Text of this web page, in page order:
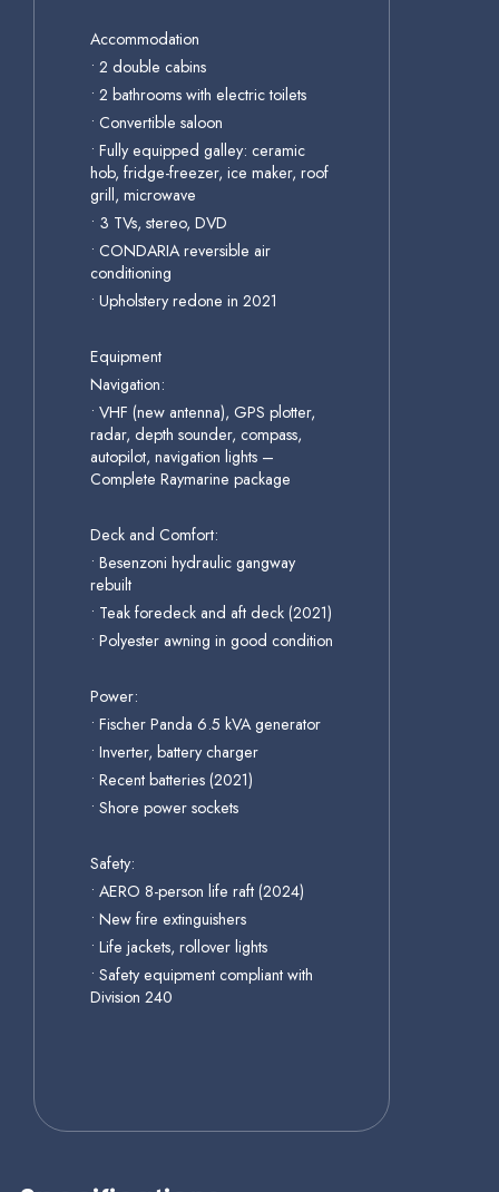
Accommodation
• 2 double cabins
• 2 bathrooms with electric toilets
• Convertible saloon
• Fully equipped galley: ceramic
hob, fridge-freezer, ice maker, roof
grill, microwave
• 3 TVs, stereo, DVD
• CONDARIA reversible air
conditioning
• Upholstery redone in 2021
Equipment
Navigation:
• VHF (new antenna), GPS plotter,
radar, depth sounder, compass,
autopilot, navigation lights –
Complete Raymarine package
Deck and Comfort:
• Besenzoni hydraulic gangway
rebuilt
• Teak foredeck and aft deck (2021)
• Polyester awning in good condition
Power:
• Fischer Panda 6.5 kVA generator
• Inverter, battery charger
• Recent batteries (2021)
• Shore power sockets
Safety:
• AERO 8-person life raft (2024)
• New fire extinguishers
• Life jackets, rollover lights
• Safety equipment compliant with
Division 240